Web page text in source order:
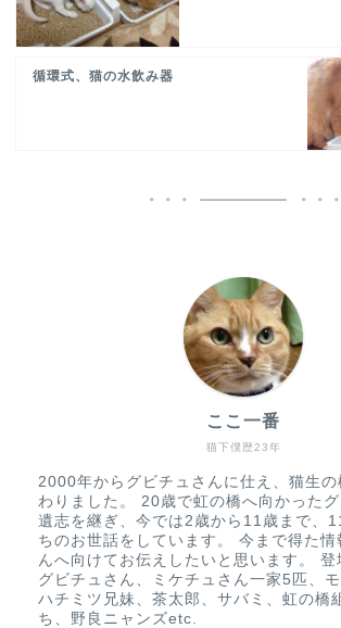
循環式、猫の水飲み器
猫下僕歴23年
ここ一番
2000年からグビチュさんに仕え、猫生の
わりました。 20歳で虹の橋へ向かった
遺志を継ぎ、今では2歳から11歳まで、
ちのお世話をしています。 今まで得た情
んへ向けてお伝えしたいと思います。 登
グビチュさん、ミケチュさん一家5匹、モ
ハチミツ兄妹、茶太郎、サバミ、虹の橋
ち、野良ニャンズetc.